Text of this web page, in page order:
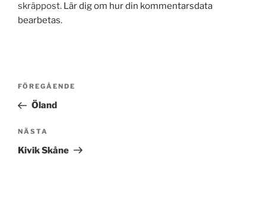
skräppost. Lär dig om hur din kommentarsdata
bearbetas.
Inläggsnavigering
Föregående
inlägg
FÖREGÅENDE
Öland
Nästa
inlägg
NÄSTA
Kivik Skåne